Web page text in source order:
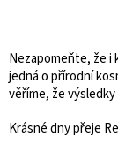
Nezapomeňte, že i
jedná o přírodní
věříme, že
Krásné dny přeje